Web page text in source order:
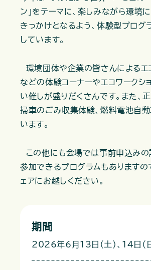
ン」をテーマに、楽しみながら環境
きっかけとなるよう、体験型プログ
しています。
環境団体や企業の皆さんによるエ
などの体験コーナーやエコワークシ
い催しが盛りだくさんです。また、
掃車のごみ収集体験、燃料電池自
います。
この他にも会場では事前申込みの
参加できるプログラムもありますの
ェアにお越しください。
期間
2026年6月13日（土）、14日（日